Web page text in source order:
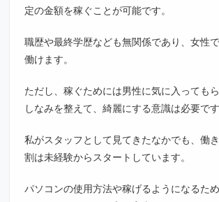
定の金額を稼ぐことが可能です。
職歴や最終学歴なども無関係であり、女性
働けます。
ただし、稼ぐためには男性に気に入っても
しなみを整えて、綺麗にする意識は必要です
私がスタッフとして見てきたなかでも、働
割は未経験からスタートしています。
パソコンの使用方法や稼げるようになるた